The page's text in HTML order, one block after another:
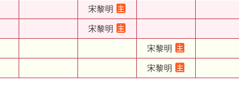
宋黎明
宋黎明
宋黎明
宋黎明